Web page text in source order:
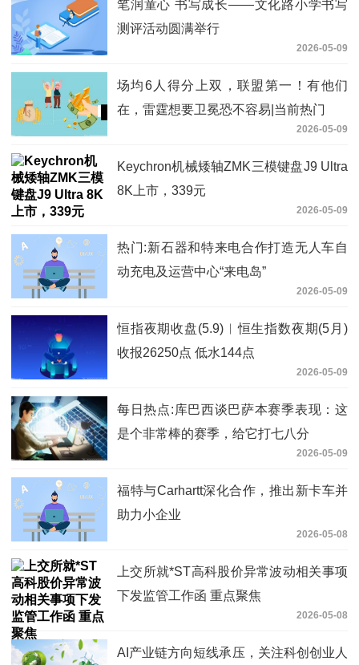
笔润童心 书写成长——文化路小学书写
测评活动圆满举行
2026-05-09
场均6人得分上双，联盟第一！有他们
在，雷霆想要卫冕恐不容易|当前热门
2026-05-09
Keychron机械矮轴ZMK三模键盘J9 Ultra
8K上市，339元
2026-05-09
热门:新石器和特来电合作打造无人车自
动充电及运营中心“来电岛”
2026-05-09
恒指夜期收盘(5.9)︱恒生指数夜期(5月)
收报26250点 低水144点
2026-05-09
每日热点:库巴西谈巴萨本赛季表现：这
是个非常棒的赛季，给它打七八分
2026-05-09
福特与Carhartt深化合作，推出新卡车并
助力小企业
2026-05-08
上交所就*ST高科股价异常波动相关事项
下发监管工作函 重点聚焦
2026-05-08
AI产业链方向短线承压，关注科创创业人